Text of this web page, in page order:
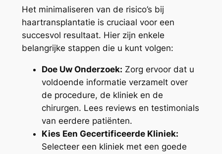
Het minimaliseren van de risico’s bij
haartransplantatie is cruciaal voor een
succesvol resultaat. Hier zijn enkele
belangrijke stappen die u kunt volgen:
Doe Uw Onderzoek: Zorg ervoor dat u
voldoende informatie verzamelt over
de procedure, de kliniek en de
chirurgen. Lees reviews en testimonials
van eerdere patiënten.
Kies Een Gecertificeerde Kliniek:
Selecteer een kliniek met een goede